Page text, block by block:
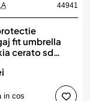
44941
fit umbrella
cerato sd
in cos